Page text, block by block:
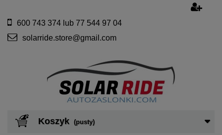
600 743 374 lub 77 544 97 04
solarride.store@gmail.com
Koszyk (pusty)